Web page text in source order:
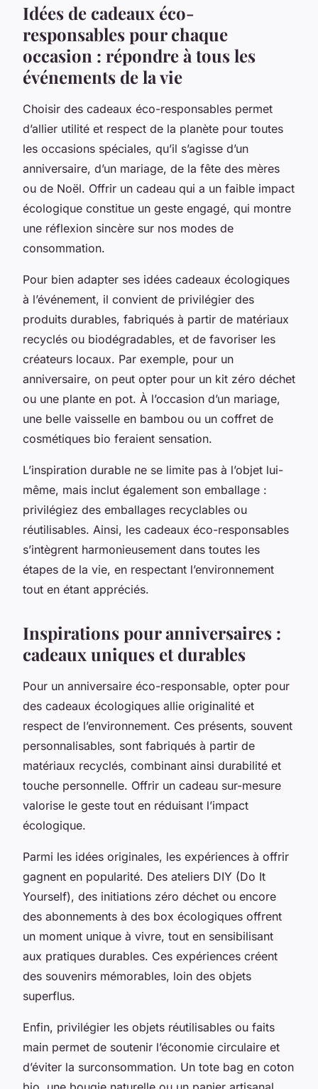
Idées de cadeaux éco-
responsables pour chaque
occasion : répondre à tous les
événements de la vie
Choisir des cadeaux éco-responsables permet
d’allier utilité et respect de la planète pour toutes
les occasions spéciales, qu’il s’agisse d’un
anniversaire, d’un mariage, de la fête des mères
ou de Noël. Offrir un cadeau qui a un faible impact
écologique constitue un geste engagé, qui montre
une réflexion sincère sur nos modes de
consommation.
Pour bien adapter ses idées cadeaux écologiques
à l’événement, il convient de privilégier des
produits durables, fabriqués à partir de matériaux
recyclés ou biodégradables, et de favoriser les
créateurs locaux. Par exemple, pour un
anniversaire, on peut opter pour un kit zéro déchet
ou une plante en pot. À l’occasion d’un mariage,
une belle vaisselle en bambou ou un coffret de
cosmétiques bio feraient sensation.
L’inspiration durable ne se limite pas à l’objet lui-
même, mais inclut également son emballage :
privilégiez des emballages recyclables ou
réutilisables. Ainsi, les cadeaux éco-responsables
s’intègrent harmonieusement dans toutes les
étapes de la vie, en respectant l’environnement
tout en étant appréciés.
Inspirations pour anniversaires :
cadeaux uniques et durables
Pour un anniversaire éco-responsable, opter pour
des cadeaux écologiques allie originalité et
respect de l’environnement. Ces présents, souvent
personnalisables, sont fabriqués à partir de
matériaux recyclés, combinant ainsi durabilité et
touche personnelle. Offrir un cadeau sur-mesure
valorise le geste tout en réduisant l’impact
écologique.
Parmi les idées originales, les expériences à offrir
gagnent en popularité. Des ateliers DIY (Do It
Yourself), des initiations zéro déchet ou encore
des abonnements à des box écologiques offrent
un moment unique à vivre, tout en sensibilisant
aux pratiques durables. Ces expériences créent
des souvenirs mémorables, loin des objets
superflus.
Enfin, privilégier les objets réutilisables ou faits
main permet de soutenir l’économie circulaire et
d’éviter la surconsommation. Un tote bag en coton